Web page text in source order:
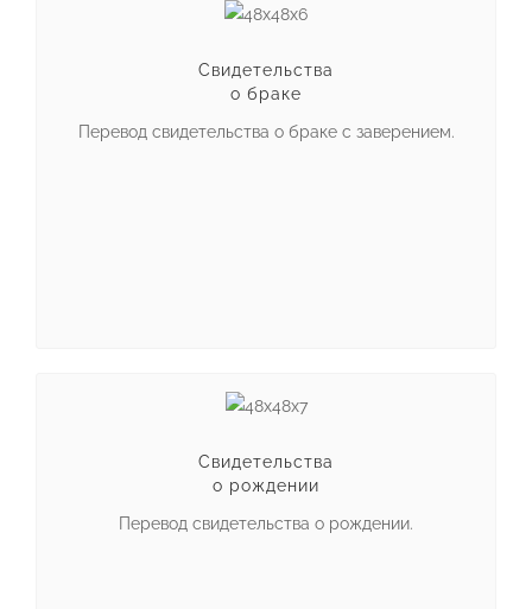
Свидетельства
о браке
Перевод свидетельства о браке с заверением.
Свидетельства
о рождении
Перевод свидетельства о рождении.